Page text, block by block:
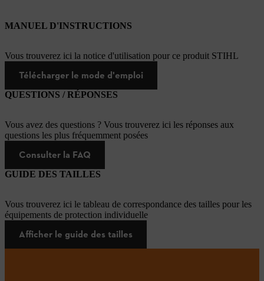
MANUEL D'INSTRUCTIONS
Vous trouverez ici la notice d'utilisation pour ce produit STIHL
Télécharger le mode d'emploi
QUESTIONS / RÉPONSES
Vous avez des questions ? Vous trouverez ici les réponses aux
questions les plus fréquemment posées
Consulter la FAQ
GUIDE DES TAILLES
Vous trouverez ici le tableau de correspondance des tailles pour les
équipements de protection individuelle
Afficher le guide des tailles